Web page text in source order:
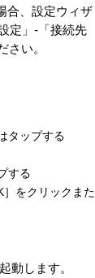
合、設定ウィザ
定」-「接続先
さい。
タップする
する
をクリックまた
動します。